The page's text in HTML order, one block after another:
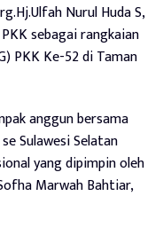
Nurul Huda S,
sebagai rangkaian
PKK Ke-52 di Taman
anggun bersama
Sulawesi Selatan
yang dipimpin oleh
Marwah Bahtiar,